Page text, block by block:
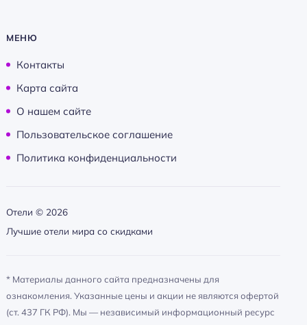
МЕНЮ
Контакты
Карта сайта
О нашем сайте
Пользовательское соглашение
Политика конфиденциальности
Отели © 2026
Лучшие отели мира со скидками
* Материалы данного сайта предназначены для
ознакомления. Указанные цены и акции не являются офертой
(ст. 437 ГК РФ). Мы — независимый информационный ресурс